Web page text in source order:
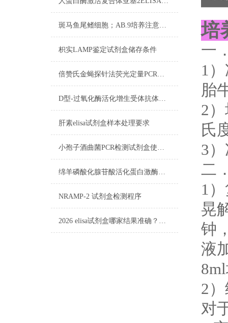
斑马鱼尾鳍细胞；AB.9​培养注意事项
枳实LAMP鉴定试剂盒​储存条件
倍赞氏金蝇探针法荧光定量PCR检测试剂盒使用步骤
D型-过氧化酶活化增生受体抗体​技术的实验步骤
肝素elisa试剂盒样本处理要求
小孢子酒曲菌PCR检测试剂盒使用步骤
绵羊磷酸化腺苷酸活化蛋白激酶（AMPK）elisa试剂盒标本要求
NRAMP-2 试剂盒​检测程序
2026 elisa试剂盒哪家结果准确？实测稳定性对比
培
一
1
胎
2
氏
3
二
1
晃
钟
液
2
对